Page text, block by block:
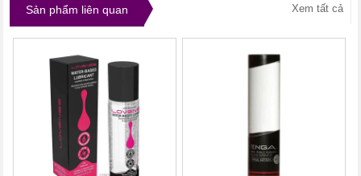
Sản phẩm liên quan Xem tất cả